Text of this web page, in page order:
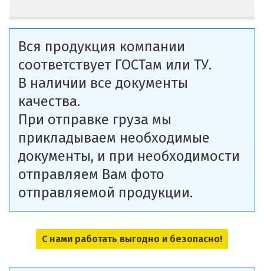
Вся продукция компании
соответствует ГОСТам или ТУ.
В наличии все документы
качества.
При отправке груза мы
прикладываем необходимые
документы, и при необходимости
отправляем Вам фото
отправляемой продукции.
С нами работать выгодно и безопасно!